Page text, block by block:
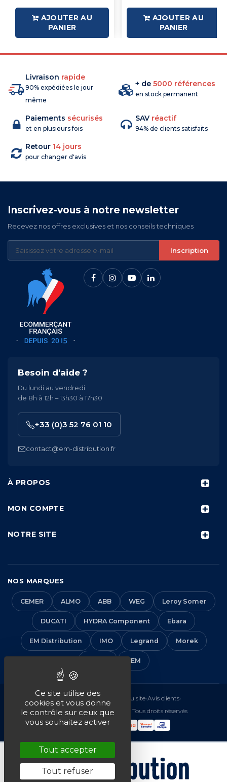
AJOUTER AU
PANIER
AJOUTER AU
PANIER
Livraison rapide
90% expédiées le jour
même
+ de 5000 références
en stock permanent
Paiements sécurisés
et en plusieurs fois
SAV réactif
94% de clients satisfaits
Retour 14 jours
pour changer d'avis
Inscrivez-vous à notre newsletter
Recevez nos offres exclusives et nos conseils techniques
Inscription
À PROPOS
MON COMPTE
NOTRE SITE
Besoin d'aide ?
Du lundi au vendredi
de 8h à 12h – 13h30 à 17h30
+33 (0)3 52 76 01 10
contact@em-distribution.fr
NOS MARQUES
CEMER ALMO ABB WEG Leroy Somer
DUCATI HYDRA Component Ebara
EM Distribution IMO Legrand Morek
VEM
Mentions légales•CGV Plan du site•Avis clients•
© 2016-2026 EM Distribution - Tous droits réservés
Ce site utilise des
cookies et vous donne
le contrôle sur ceux que
vous souhaitez activer
Tout accepter
Tout refuser